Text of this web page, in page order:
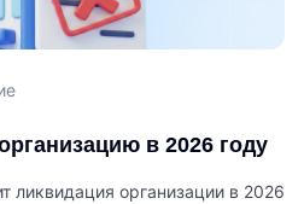
в 2026 году
ликвидация организации в 2026